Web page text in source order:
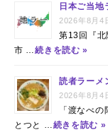
日本ご当
2026年8月4
第13回『北
市 …続きを読む »
読者ラーメ
2026年8月4
「渡なべ
とつと …続きを読む »